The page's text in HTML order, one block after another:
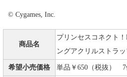
© Cygames, Inc.
商品名
プリンセスコネクト
ングアクリルストラ
希望小売価格 単品￥650（税抜） 7